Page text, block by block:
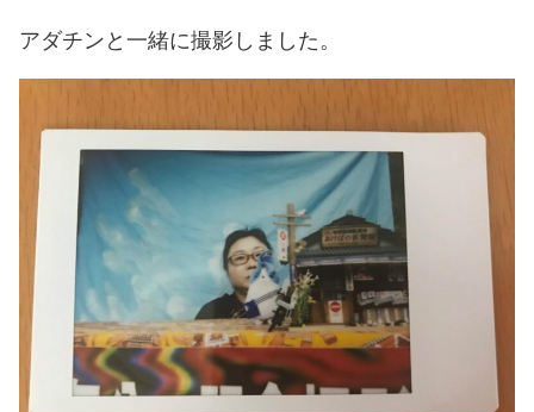
アダチンと一緒に撮影しました。